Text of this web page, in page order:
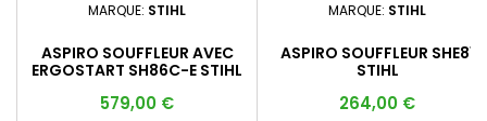
MARQUE: STIHL
ASPIRO SOUFFLEUR AVEC
ERGOSTART SH86C-E STIHL
Prix
579,00 €
MARQUE: STIHL
ASPIRO SOUFFLEUR SHE81
STIHL
Prix
264,00 €